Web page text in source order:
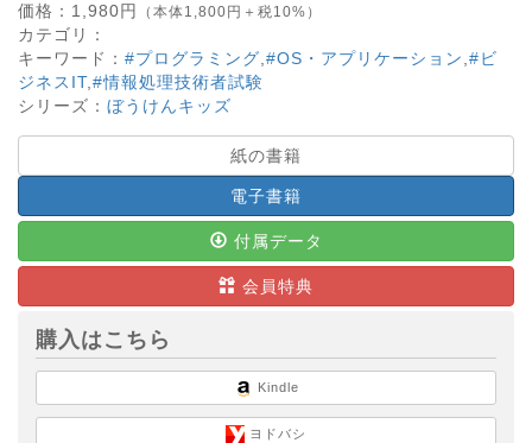
価格： 1,980円 （本体1,800円＋税10%）
カテゴリ：
キーワード： #プログラミング #OS・アプリケーション #ビ
ジネスIT, #情報処理技術者試験
シリーズ： ぼうけんキッズ
紙の書籍
電子書籍
付属データ
会員特典
購入はこちら
Kindle
ヨドバシ